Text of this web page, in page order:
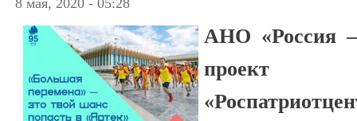
АНО «Россия –
проект